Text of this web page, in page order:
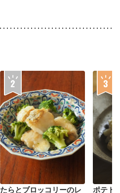
たらとブロッコリーのレ
ポテト